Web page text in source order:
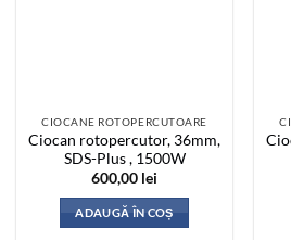
CIOCANE ROTOPERCUTOARE
Ciocan rotopercutor, 36mm,
SDS-Plus , 1500W
600,00 lei
ADAUGĂ ÎN COȘ